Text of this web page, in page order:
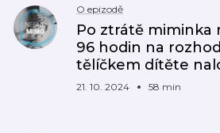
O epizodě
Po ztrátě miminka
96 hodin na
tělíčkem dítěte
21. 10. 2024 58 min